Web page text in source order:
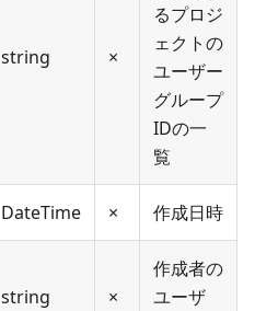
string ×
るプロジ
ェクトの
ユーザー
グループ
IDの一
覧
DateTime × 作成日時
string ×
作成者の
ユーザ